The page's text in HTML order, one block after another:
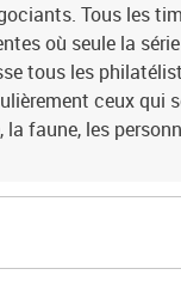
Tous les
où seule la
tous les
ceux qui
faune, les